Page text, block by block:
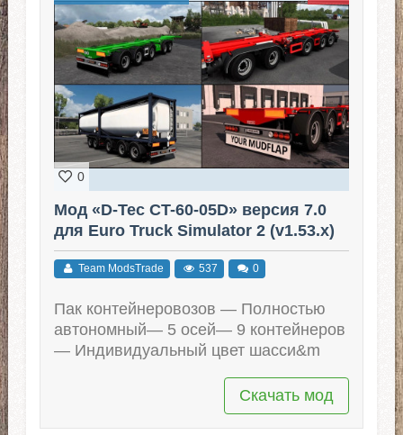
0
Мод «D-Tec CT-60-05D» версия 7.0
для Euro Truck Simulator 2 (v1.53.x)
Team ModsTrade 537 0
Пак контейнеровозов — Полностью
автономный— 5 осей— 9 контейнеров
— Индивидуальный цвет шасси&m
Скачать мод